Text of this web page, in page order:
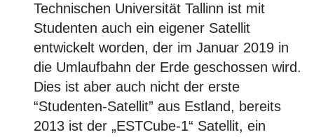
Technischen Universität Tallinn ist mit
Studenten auch ein eigener Satellit
entwickelt worden, der im Januar 2019 in
die Umlaufbahn der Erde geschossen wird.
Dies ist aber auch nicht der erste
“Studenten-Satellit” aus Estland, bereits
2013 ist der „ESTCube-1“ Satellit, ein